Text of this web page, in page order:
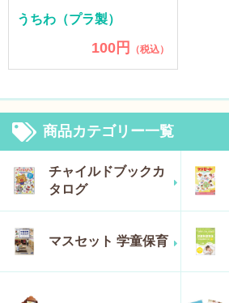
うちわ（プラ製）
100円 （税込）
商品カテゴリー一覧
チャイルドブックカ
タログ
マスセット 学童保育